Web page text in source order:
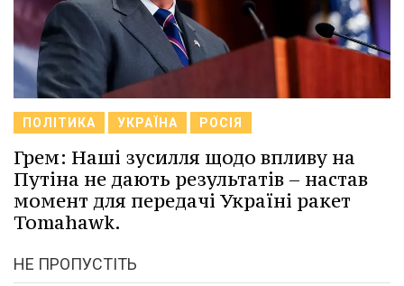
ПОЛІТИКА УКРАЇНА РОСІЯ
Грем: Наші зусилля щодо впливу на
Путіна не дають результатів – настав
момент для передачі Україні ракет
Tomahawk.
НЕ ПРОПУСТІТЬ